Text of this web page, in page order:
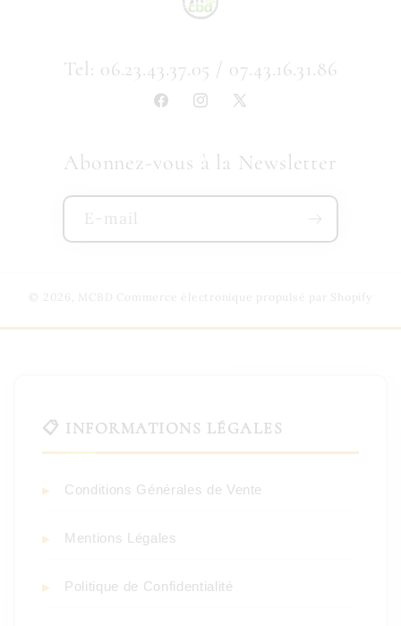
Tel: 06.23.43.37.05 / 07.43.16.31.86
FacebookInstagram
X
Abonnez-vous à la Newsletter
E-mail
© 2026, MCBD Commerce électronique propulsé par Shopify
📋 INFORMATIONS LÉGALES
Conditions Générales de Vente
Mentions Légales
Politique de Confidentialité